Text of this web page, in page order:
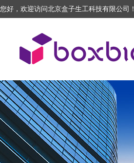
您好，欢迎访问北京盒子生工科技有限公司！